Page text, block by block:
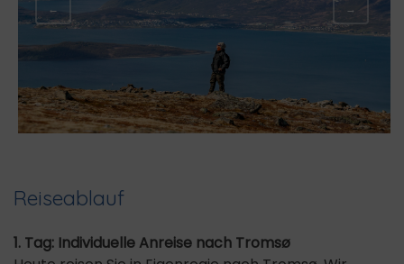
← →
Reiseablauf
1. Tag: Individuelle Anreise nach Tromsø